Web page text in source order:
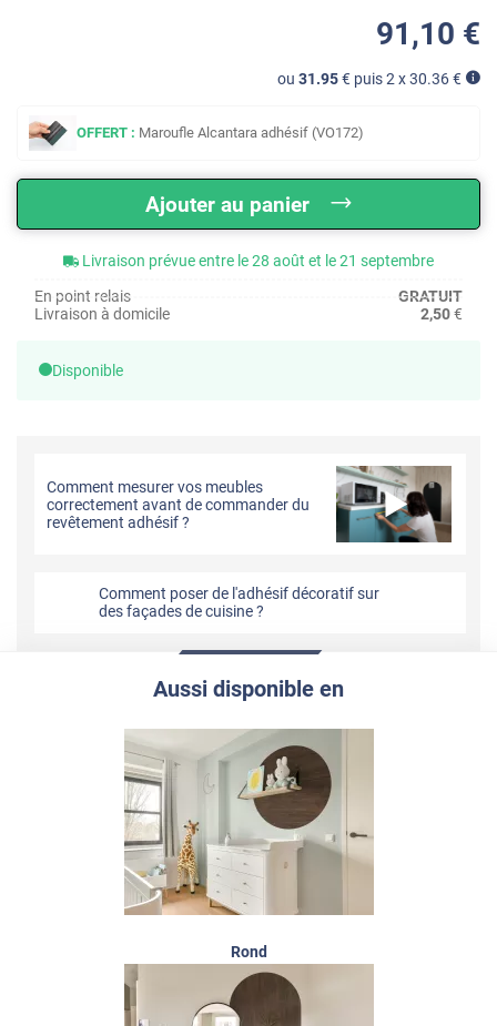
91 ,10 €
ou 31.95€ puis 2 x30.36€
OFFERT : Maroufle Alcantara adhésif (VO172)
Ajouter au panier
Livraison prévue entre le 28 août et le 21 septembre
En point relais
GRATUIT
Livraison à domicile
2,50€
Disponible
Comment mesurer vos meubles
correctement avant de commander du
revêtement adhésif ?
Comment poser de l'adhésif décoratif sur
des façades de cuisine ?
Aussi disponible en
Rond